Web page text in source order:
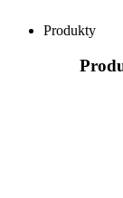
Produkty